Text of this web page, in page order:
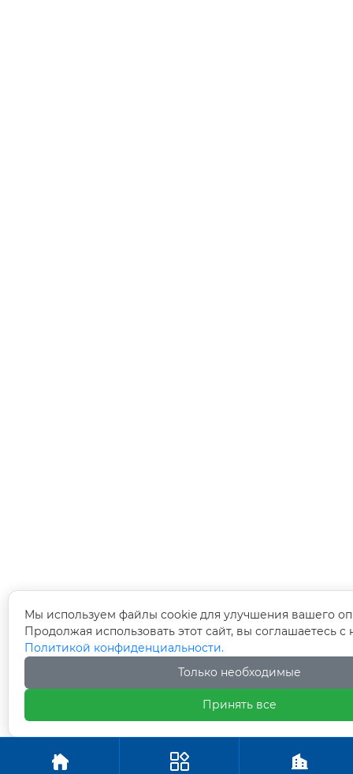
  
Мы используем файлы cookie для улучшения вашего
Продолжая использовать этот сайт, вы соглашаетесь
Политикой конфиденциальности.
Только необходимые
Принять все